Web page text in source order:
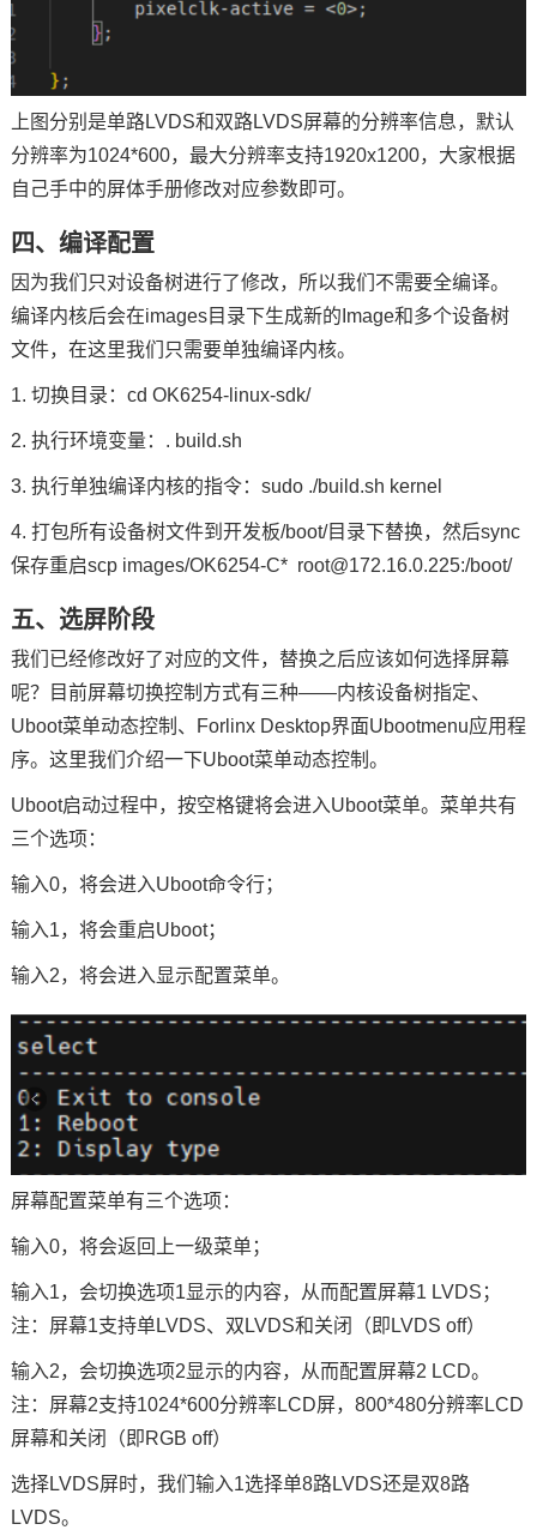
上图分别是单路LVDS和双路LVDS屏幕的分辨率信息，默认
分辨率为1024*600，最大分辨率支持1920x1200，大家根据
自己手中的屏体手册修改对应参数即可。
四、编译配置
因为我们只对设备树进行了修改，所以我们不需要全编译。
编译内核后会在images目录下生成新的Image和多个设备树
文件，在这里我们只需要单独编译内核。
1. 切换目录：cd OK6254-linux-sdk/
2. 执行环境变量：. build.sh
3. 执行单独编译内核的指令：sudo ./build.sh kernel
4. 打包所有设备树文件到开发板/boot/目录下替换，然后sync
保存重启scp images/OK6254-C* root@172.16.0.225:/boot/
五、选屏阶段
我们已经修改好了对应的文件，替换之后应该如何选择屏幕
呢？目前屏幕切换控制方式有三种——内核设备树指定、
Uboot菜单动态控制、Forlinx Desktop界面Ubootmenu应用程
序。这里我们介绍一下Uboot菜单动态控制。
Uboot启动过程中，按空格键将会进入Uboot菜单。菜单共有
三个选项：
输入0，将会进入Uboot命令行；
输入1，将会重启Uboot；
输入2，将会进入显示配置菜单。
屏幕配置菜单有三个选项：
输入0，将会返回上一级菜单；
输入1，会切换选项1显示的内容，从而配置屏幕1 LVDS；
注：屏幕1支持单LVDS、双LVDS和关闭（即LVDS off）
输入2，会切换选项2显示的内容，从而配置屏幕2 LCD。
注：屏幕2支持1024*600分辨率LCD屏，800*480分辨率LCD
屏幕和关闭（即RGB off）
选择LVDS屏时，我们输入1选择单8路LVDS还是双8路
LVDS。